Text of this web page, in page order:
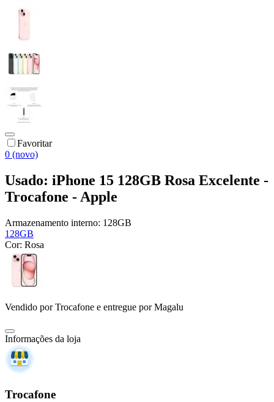
Favoritar
0 (novo)
Usado: iPhone 15 128GB Rosa Excelente -
Trocafone - Apple
Armazenamento interno: 128GB
128GB
Cor: Rosa
Vendido porTrocafone e entregue por Magalu
Informações da loja
Trocafone